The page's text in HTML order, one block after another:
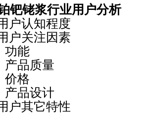
钯铑浆行业用户分析
认知程度
关注因素
能
质量
格
设计
其它特性